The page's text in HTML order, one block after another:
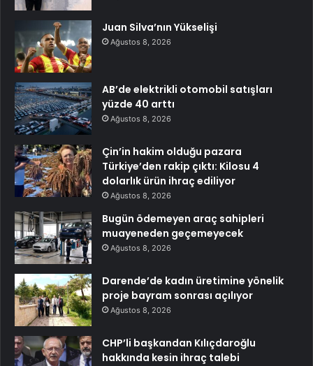
Juan Silva’nın Yükselişi
Ağustos 8, 2026
AB’de elektrikli otomobil satışları
yüzde 40 arttı
Ağustos 8, 2026
Çin’in hakim olduğu pazara
Türkiye’den rakip çıktı: Kilosu 4
dolarlık ürün ihraç ediliyor
Ağustos 8, 2026
Bugün ödemeyen araç sahipleri
muayeneden geçemeyecek
Ağustos 8, 2026
Darende’de kadın üretimine yönelik
proje bayram sonrası açılıyor
Ağustos 8, 2026
CHP’li başkandan Kılıçdaroğlu
hakkında kesin ihraç talebi